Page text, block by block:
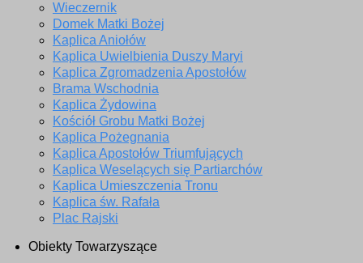
Wieczernik
Domek Matki Bożej
Kaplica Aniołów
Kaplica Uwielbienia Duszy Maryi
Kaplica Zgromadzenia Apostołów
Brama Wschodnia
Kaplica Żydowina
Kościół Grobu Matki Bożej
Kaplica Pożegnania
Kaplica Apostołów Triumfujących
Kaplica Weselących się Partiarchów
Kaplica Umieszczenia Tronu
Kaplica św. Rafała
Plac Rajski
Obiekty Towarzyszące